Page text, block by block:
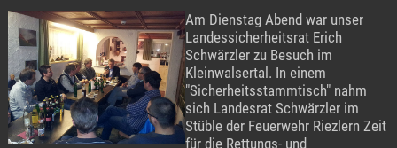
Am Dienstag Abend war unser
Landessicherheitsrat Erich
Schwärzler zu Besuch im
Kleinwalsertal. In einem
"Sicherheitsstammtisch" nahm
sich Landesrat Schwärzler im
Stüble der Feuerwehr Riezlern Zeit
für die Rettungs- und